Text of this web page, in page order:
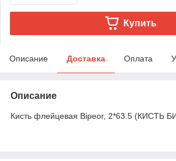
Купить
Описание Доставка Оплата
Описание
Кисть флейцевая Bipeor, 2*63.5 (КИСТЬ